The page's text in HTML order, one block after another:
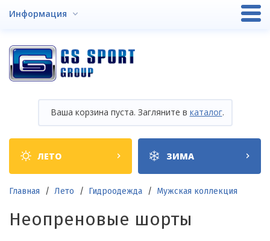
Информация
Ваша корзина пуста. Загляните в каталог.
Shop
categories
ЛЕТО ЗИМА
Строка
навигации
Главная Лето Гидроодежда Мужская коллекция
Неопреновые шорты